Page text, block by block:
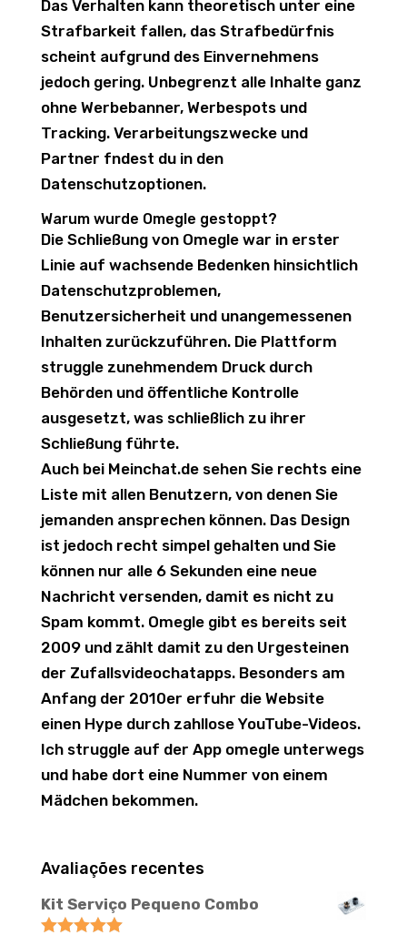
Das Verhalten kann theoretisch unter eine
Strafbarkeit fallen, das Strafbedürfnis
scheint aufgrund des Einvernehmens
jedoch gering. Unbegrenzt alle Inhalte ganz
ohne Werbebanner, Werbespots und
Tracking. Verarbeitungszwecke und
Partner fndest du in den
Datenschutzoptionen.
Warum wurde Omegle gestoppt?
Die Schließung von Omegle war in erster
Linie auf wachsende Bedenken hinsichtlich
Datenschutzproblemen,
Benutzersicherheit und unangemessenen
Inhalten zurückzuführen. Die Plattform
struggle zunehmendem Druck durch
Behörden und öffentliche Kontrolle
ausgesetzt, was schließlich zu ihrer
Schließung führte.
Auch bei Meinchat.de sehen Sie rechts eine
Liste mit allen Benutzern, von denen Sie
jemanden ansprechen können. Das Design
ist jedoch recht simpel gehalten und Sie
können nur alle 6 Sekunden eine neue
Nachricht versenden, damit es nicht zu
Spam kommt. Omegle gibt es bereits seit
2009 und zählt damit zu den Urgesteinen
der Zufallsvideochatapps. Besonders am
Anfang der 2010er erfuhr die Website
einen Hype durch zahllose YouTube-Videos.
Ich struggle auf der App omegle unterwegs
und habe dort eine Nummer von einem
Mädchen bekommen.
Avaliações recentes
Kit Serviço Pequeno Combo